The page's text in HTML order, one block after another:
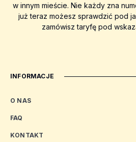
w innym mieście. Nie każdy zna
już teraz możesz sprawdzić pod
zamówisz taryfę pod
INFORMACJE
O NAS
FAQ
KONTAKT